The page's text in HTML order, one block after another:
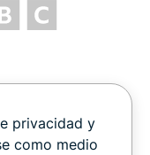
privacidad y
como medio